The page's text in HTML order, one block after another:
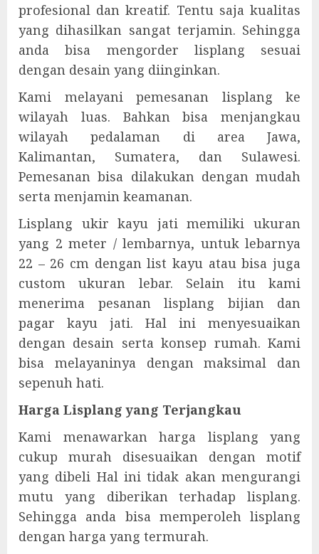
profesional dan kreatif. Tentu saja kualitas
yang dihasilkan sangat terjamin. Sehingga
anda bisa mengorder lisplang sesuai
dengan desain yang diinginkan.
Kami melayani pemesanan lisplang ke
wilayah luas. Bahkan bisa menjangkau
wilayah pedalaman di area Jawa,
Kalimantan, Sumatera, dan Sulawesi.
Pemesanan bisa dilakukan dengan mudah
serta menjamin keamanan.
Lisplang ukir kayu jati memiliki ukuran
yang 2 meter / lembarnya, untuk lebarnya
22 – 26 cm dengan list kayu atau bisa juga
custom ukuran lebar. Selain itu kami
menerima pesanan lisplang bijian dan
pagar kayu jati. Hal ini menyesuaikan
dengan desain serta konsep rumah. Kami
bisa melayaninya dengan maksimal dan
sepenuh hati.
Harga Lisplang yang Terjangkau
Kami menawarkan harga lisplang yang
cukup murah disesuaikan dengan motif
yang dibeli Hal ini tidak akan mengurangi
mutu yang diberikan terhadap lisplang.
Sehingga anda bisa memperoleh lisplang
dengan harga yang termurah.